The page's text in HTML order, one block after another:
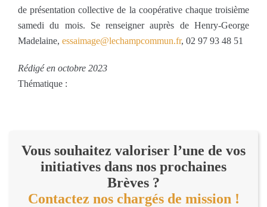
de présentation collective de la coopérative chaque troisième
samedi du mois. Se renseigner auprès de Henry-George
Madelaine, essaimage@lechampcommun.fr, 02 97 93 48 51
Rédigé en octobre 2023
Thématique :
Vous souhaitez valoriser l’une de vos
initiatives dans nos prochaines
Brèves ?
Contactez nos chargés de mission !